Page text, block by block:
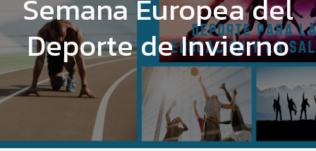
Semana Europea del
Deporte de Invierno